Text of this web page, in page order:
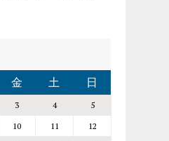
金 土 日
3 4
5
10 11
12